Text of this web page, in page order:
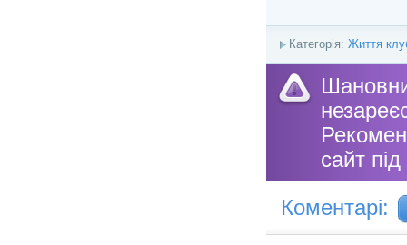
Категорія: Життя
сайт
Коментарі: